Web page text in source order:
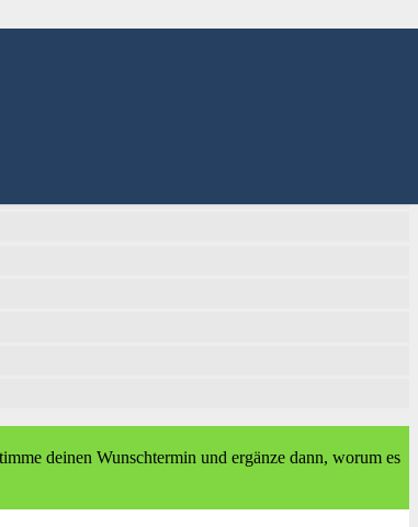
deinen Wunschtermin und ergänze dann, worum es